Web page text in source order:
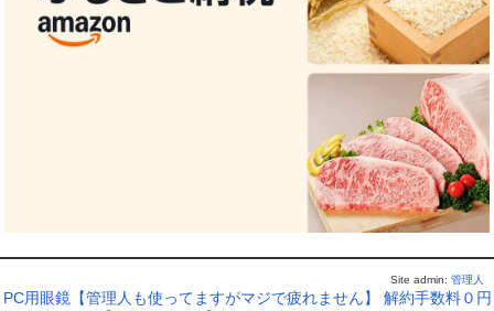
Site admin:管理人
PC用眼鏡【管理人も使ってますがマジで疲れません】
解約手数料０円